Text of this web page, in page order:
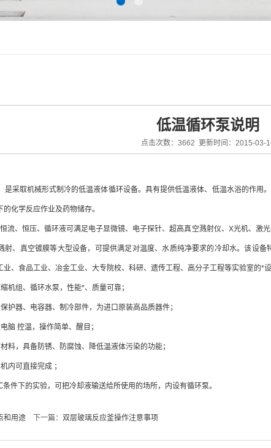
低温循环泵说明
点击次数：3662 更新时间：2015-03-
是采取机械形式制冷的低温液体循环设备。具有提供低温液体、低温水浴的作
化学反应作业及药物储存。
流、恒压、循环液可满足电子显微镜、电子探针、超高真空溅射仪、X光机、激
射、真空镀膜等大型设备，可提供满足对温度、水质纯净要求的冷却水。该设
、食品工业、冶金工业、大专院校、科研、遗传工程、高分子工程等实验室的*
机组、循环水泵，性能*、质量可靠；
护器、电容器、制冷部件，为进口原装高品质器件；
脑 控温，操作简单、醒目；
料，具备防锈、防腐蚀、降低温液体污染的功能；
内可直接完成 ；
件下的实验，可把冷却液输送给所使用的场所，内设有循环泵。
和用途 下一篇： 双层玻璃反应釜操作注意事项